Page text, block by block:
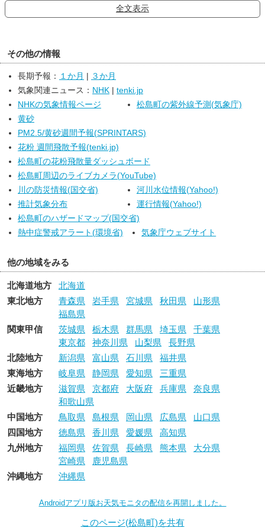
７日夜は、湿った空気の影響により、曇りでしょう。大気の状態が
って非常に激しい雨の降る所があるでしょう。
東北地方は、晴れや曇りですが、南部では雷を伴って非常に激しい
雨が降っている所があります。
７日夜は、高気圧に緩やかに覆われるため、概ね晴れますが、大気
の状態が不安定となっているため、夜のはじめ頃にかけて雷を伴っ
て激しい雨の降る所があるでしょう。また、湿った空気の影響によ
り、太平洋側を中心に曇る所がある見込みです。
８日は、気圧の谷や湿った空気の影響により、曇りや雨で、午後は
南部を中心に雷を伴って非常に激しい雨の降る所があるでしょう。
全文表示
その他の情報
長期予報： １か月
３か月
気象関連ニュース： NHK
tenki.jp
NHKの気象情報ページ
松島町の紫外線予測(気象庁)
黄砂
PM2.5/黄砂週間予報(SPRINTARS)
花粉 週間飛散予報(tenki.jp)
松島町の花粉飛散量ダッシュボード
松島町周辺のライブカメラ(YouTube)
川の防災情報(国交省)
河川水位情報(Yahoo!)
推計気象分布
運行情報(Yahoo!)
松島町のハザードマップ(国交省)
熱中症警戒アラート(環境省)
気象庁ウェブサイト
他の地域をみる
北海道地方
北海道
東北地方
青森県 岩手県 宮城県 秋田県
山形県
福島県
関東甲信
茨城県 栃木県 群馬県 埼玉県
千葉県
東京都
神奈川県 山梨県
長野県
北陸地方
新潟県 富山県 石川県
福井県
東海地方
岐阜県 静岡県 愛知県
三重県
近畿地方
滋賀県 京都府 大阪府 兵庫県
奈良県
和歌山県
中国地方
鳥取県 島根県 岡山県 広島県
山口県
四国地方
徳島県 香川県 愛媛県
高知県
九州地方
福岡県 佐賀県 長崎県 熊本県
大分県
宮崎県
鹿児島県
沖縄地方
沖縄県
Androidアプリ版お天気モニタの配信を再開しました。
このページ(松島町)を共有